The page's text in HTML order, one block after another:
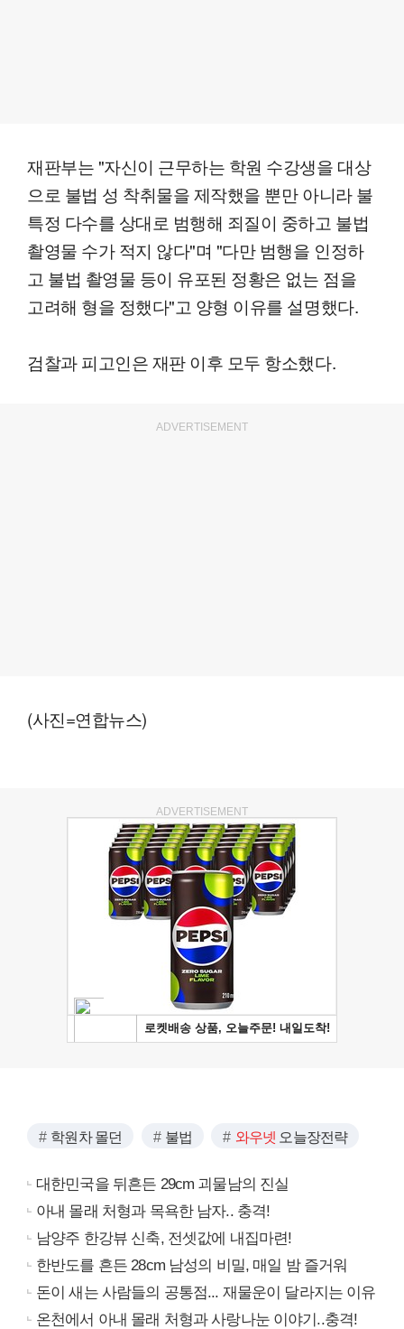
재판부는 "자신이 근무하는 학원 수강생을 대상
으로 불법 성 착취물을 제작했을 뿐만 아니라 불
특정 다수를 상대로 범행해 죄질이 중하고 불법
촬영물 수가 적지 않다"며 "다만 범행을 인정하
고 불법 촬영물 등이 유포된 정황은 없는 점을
고려해 형을 정했다"고 양형 이유를 설명했다.
검찰과 피고인은 재판 이후 모두 항소했다.
ADVERTISEMENT
(사진=연합뉴스)
ADVERTISEMENT
학원차 몰던 불법 와우넷 오늘장전략
대한민국을 뒤흔든 29cm 괴물남의 진실
아내 몰래 처형과 목욕한 남자.. 충격!
남양주 한강뷰 신축, 전셋값에 내집마련!
한반도를 흔든 28cm 남성의 비밀, 매일 밤 즐거워
돈이 새는 사람들의 공통점... 재물운이 달라지는 이유
온천에서 아내 몰래 처형과 사랑나눈 이야기..충격!